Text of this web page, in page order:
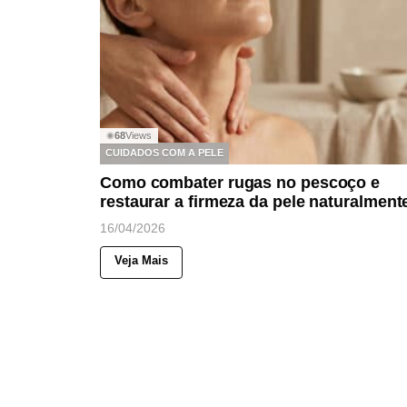
◉68Views
CUIDADOS COM A PELE
Como combater rugas no pescoço e
restaurar a firmeza da pele
16/04/2026
Veja Mais